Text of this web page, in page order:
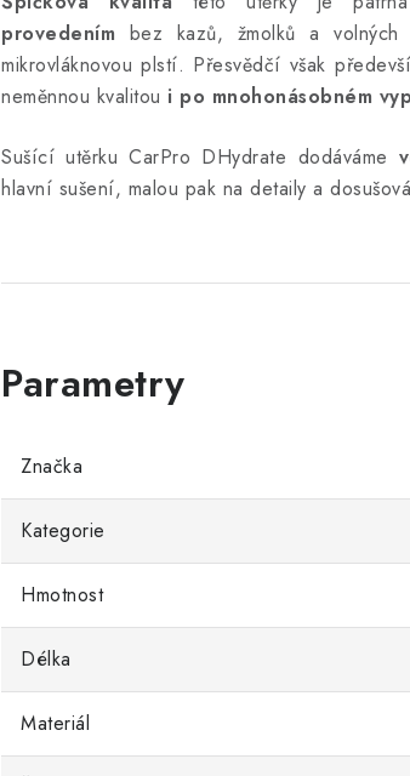
provedením bez kazů, žmolků a volných
mikrovláknovou plstí. Přesvědčí však
neměnnou kvalitou i po mnohonásobném
Sušící utěrku CarPro DHydrate dodáváme
hlavní sušení, malou pak na detaily a
Značka
Kategorie
Hmotnost
Délka
Materiál